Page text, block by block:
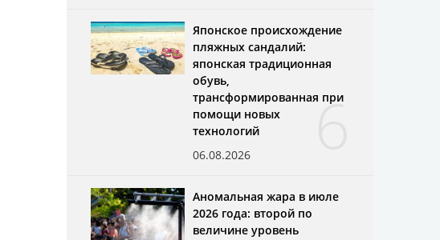
6
Японское происхождение
пляжных сандалий:
японская традиционная
обувь,
трансформированная при
помощи новых
технологий
06.08.2026
Аномальная жара в июле
2026 года: второй по
величине уровень